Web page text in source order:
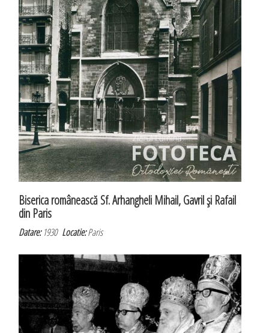
Biserica românească Sf. Arhangheli Mihail, Gavril şi Rafail
din Paris
Datare:1930Locatie:Paris